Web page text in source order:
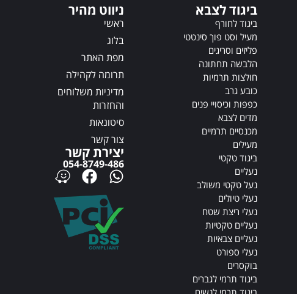
ביגוד לצבא
ביגוד לחורף
מעיל וסט פוך סינטטי
פליזים וסריגים
הלבשה תחתונה
חולצות תרמיות
כובע גרב
כפפות וכיסויי פנים
מדים לצבא
מכנסיים תרמיים
מעילים
ביגוד טקטי
נעליים
נעל טקטי משולב
נעלי טיולים
נעלי ריצת שטח
נעליים טקטיות
נעליים צבאיות
נעלי ספורט
בוקסרים
ביגוד תרמי לגברים
ניווט מהיר
ראשי
בלוג
מפת האתר
תרומה לקהילה
מדיניות משלוחים
והחזרות
סיטונאות
צור קשר
יצירת קשר
054-8749-486